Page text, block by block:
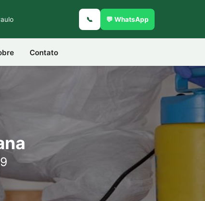
📞 💬 WhatsApp
Contato